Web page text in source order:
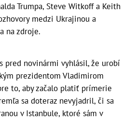
Trumpa, Steve Witkoff a Keith
medzi Ukrajinou a
na zdroje.
pred novinármi vyhlásil, že urobí
prezidentom Vladimirom
to, aby začalo platiť prímerie
sa doteraz nevyjadril, či sa
v Istanbule, ktoré sám v